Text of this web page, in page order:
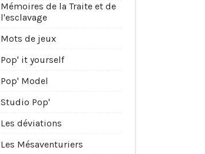
Mémoires de la Traite et de
l'esclavage
Mots de jeux
Pop' it yourself
Pop' Model
Studio Pop'
Les déviations
Les Mésaventuriers